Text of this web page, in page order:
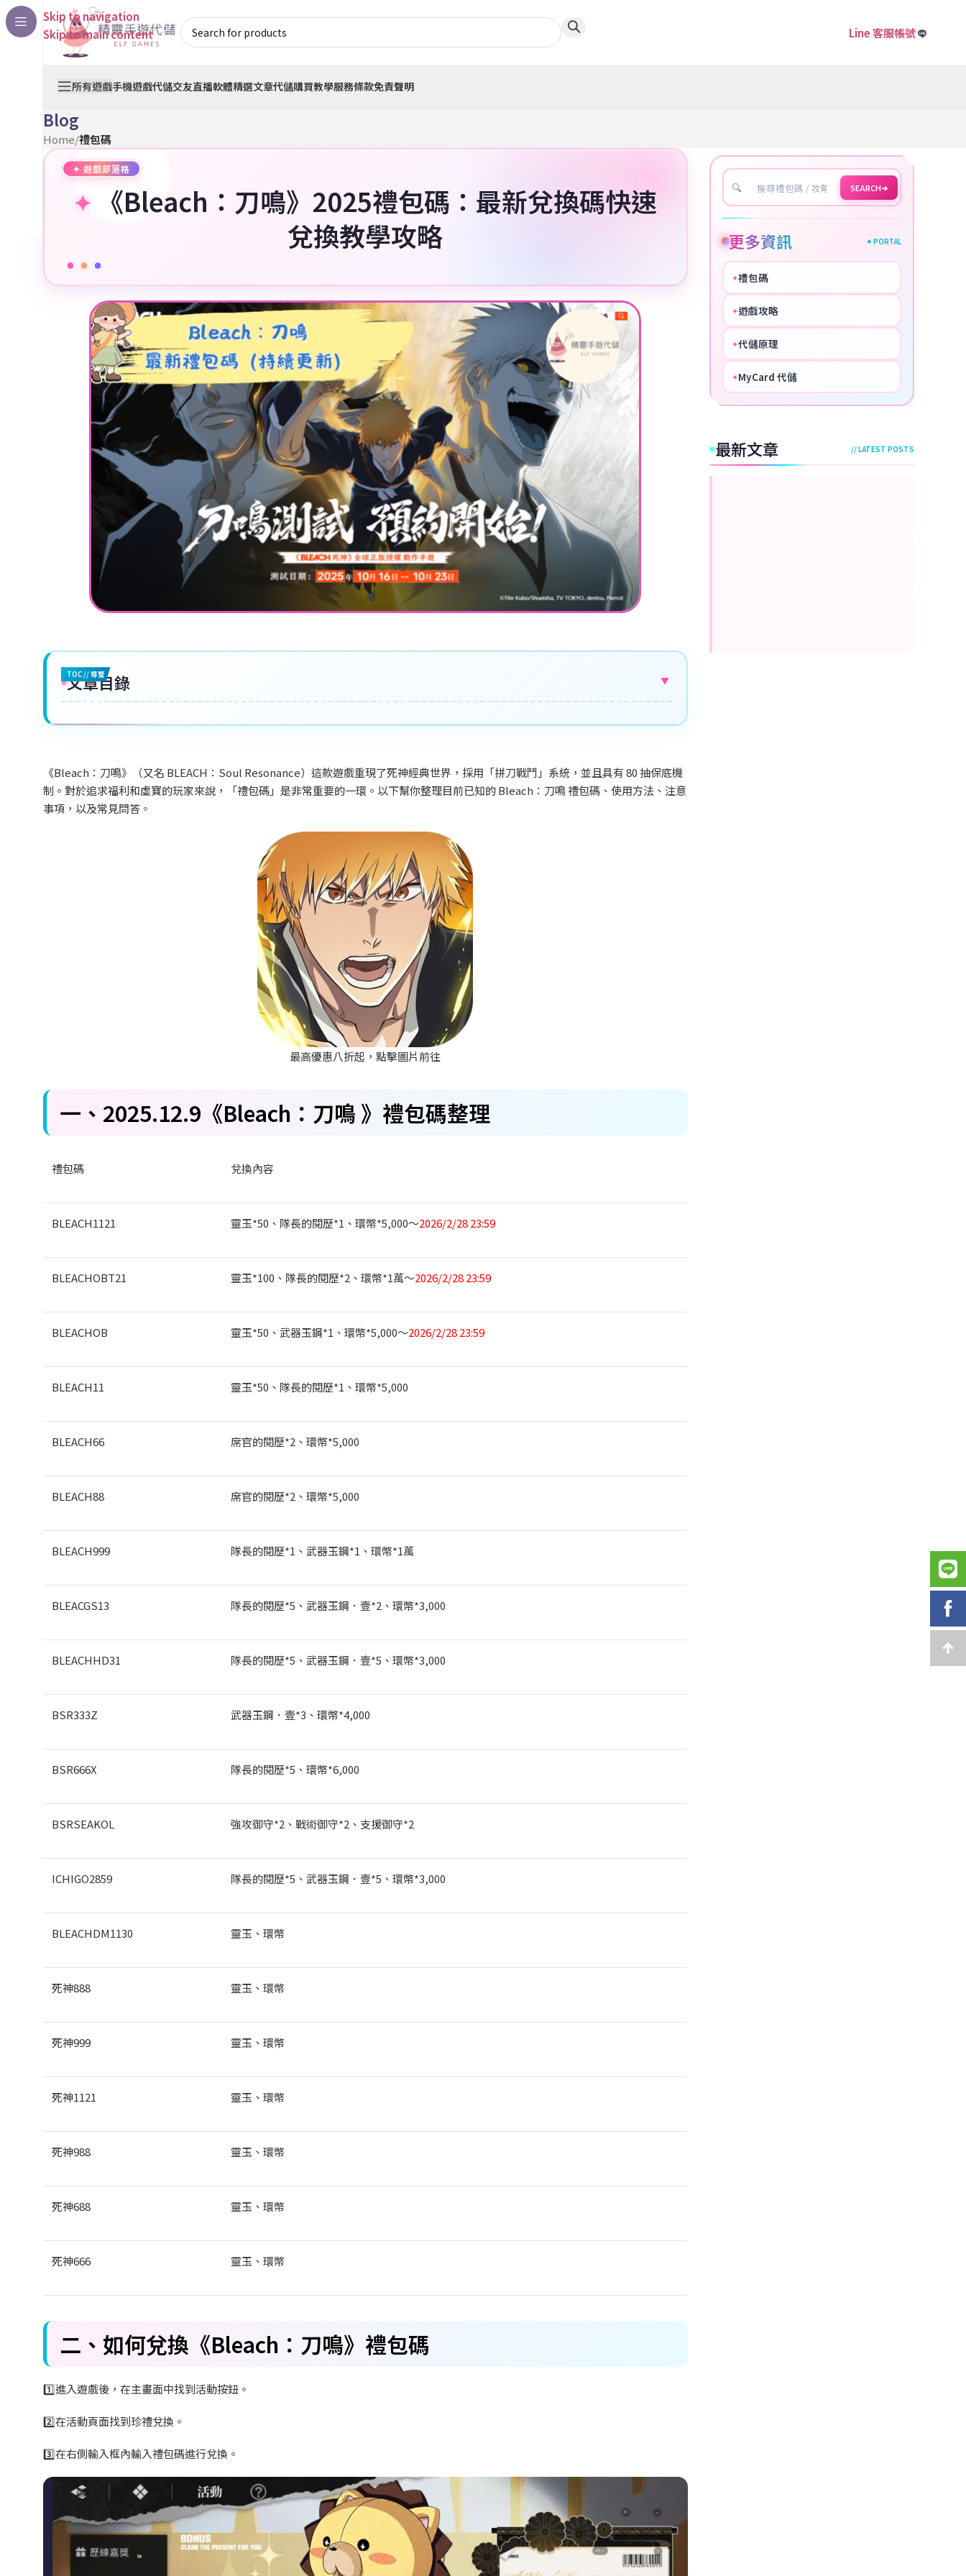
Skip to navigation
Skip to main content
Line 客服帳號
所有遊戲手機遊戲代儲交友直播軟體精選文章代儲購買教學服務條款免責聲明
Blog
Home/禮包碼
《Bleach：刀鳴》2025禮包碼：最新兌換碼快速
兌換教學攻略
TOC // 導覽
文章目錄 ▼
《Bleach ：刀鳴》（又名 BLEACH ：Soul Resonance）這款遊戲重現了死神經典世界，採用「拼刀戰鬥」系統，並且具有 80抽保底機
制。對於追求福利和虛寶的玩家來說，「禮包碼」是非常重要的一環。以下幫你整理目前已知的 Bleach ：刀鳴禮包碼、使用方法、注意
事項，以及常見問答。
最高優惠八折起，點擊圖片前往
一、2025.12.9 《Bleach ：刀鳴 》禮包碼整理
禮包碼 兌換內容
BLEACH1121 靈玉*50 、隊長的閱歷*1 、環幣*5,000～2026/2/28 23:59
BLEACHOBT21 靈玉*100 、隊長的閱歷*2 、環幣*1萬～2026/2/28 23:59
BLEACHOB 靈玉*50 、武器玉鋼*1 、環幣*5,000～2026/2/28 23:59
BLEACH11 靈玉*50 、隊長的閱歷*1 、環幣*5,000
BLEACH66 席官的閱歷*2 、環幣*5,000
BLEACH88 席官的閱歷*2 、環幣*5,000
BLEACH999 隊長的閱歷*1 、武器玉鋼*1 、環幣*1萬
BLEACGS13 隊長的閱歷*5 、武器玉鋼．壹*2 、環幣*3,000
BLEACHHD31 隊長的閱歷*5 、武器玉鋼．壹*5 、環幣*3,000
BSR333Z 武器玉鋼．壹*3 、環幣*4,000
BSR666X 隊長的閱歷*5 、環幣*6,000
BSRSEAKOL 強攻御守*2 、戰術御守*2 、支援御守*2
ICHIGO2859 隊長的閱歷*5 、武器玉鋼．壹*5 、環幣*3,000
BLEACHDM1130 靈玉、環幣
死神888 靈玉、環幣
死神999 靈玉、環幣
死神1121 靈玉、環幣
死神988 靈玉、環幣
死神688 靈玉、環幣
死神666 靈玉、環幣
二、如何兌換《Bleach ：刀鳴》禮包碼
1️進入遊戲後，在主畫面中找到活動按鈕。
2️在活動頁面找到珍禮兌換。
3️在右側輸入框內輸入禮包碼進行兌換。
🔍 SEARCH➔
更多資訊 ✦ PORTAL
✦禮包碼
✦遊戲攻略
✦代儲原理
✦MyCard 代儲
最新文章 // LATEST POSTS